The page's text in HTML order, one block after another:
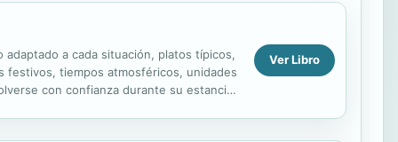
a cada situación, platos típicos,
festivos, tiempos atmosféricos, unidades
con confianza durante su estancia.
Ver Libro